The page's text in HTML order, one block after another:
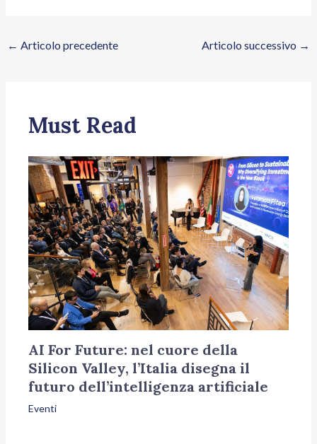
← Articolo precedente Articolo successivo →
Must Read
AI For Future: nel cuore della
Silicon Valley, l’Italia disegna il
futuro dell’intelligenza artificiale
Eventi